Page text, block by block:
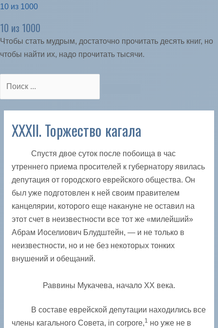
10 из 1000
10 из 1000
Чтобы стать мудрым, достаточно прочитать десять книг, но
чтобы найти их, надо прочитать тысячи.
XXXII. Торжество кагала
Спустя двое суток после побоища в час
утреннего приема просителей к губернатору явилась
депутация от городского еврейского общества. Он
был уже подготовлен к ней своим правителем
канцелярии, которого еще накануне не оставил на
этот счет в неизвестности все тот же «милейший»
Абрам Иоселиович Блудштейн, — и не только в
неизвестности, но и не без некоторых тонких
внушений и обещаний.
Раввины Мукачева, начало XX века.
В составе еврейской депутации находились все
члены кагального Совета, in corpore,1
но уже не в